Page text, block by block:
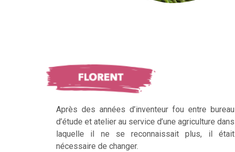
Après des années d’inventeur fou entre bureau
d’étude et atelier au service d’une agriculture dans
laquelle il ne se reconnaissait plus, il était
nécessaire de changer.